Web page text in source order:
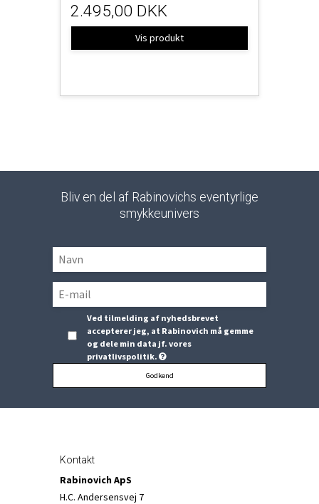
2.495,00 DKK
Vis produkt
Bliv en del af Rabinovichs eventyrlige
smykkeunivers
Ved tilmelding af nyhedsbrevet
accepterer jeg, at Rabinovich må gemme
og dele min data jf. vores
privatlivspolitik.
Godkend
Kontakt
Rabinovich ApS
H.C. Andersensvej 7